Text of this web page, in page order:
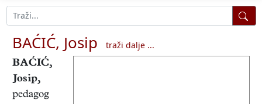
BAĆIĆ, Josip
traži dalje ...
BAĆIĆ,
Josip,
pedagog